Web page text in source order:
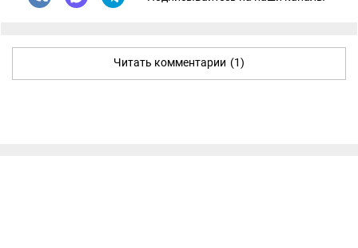
Читать комментарии (1)